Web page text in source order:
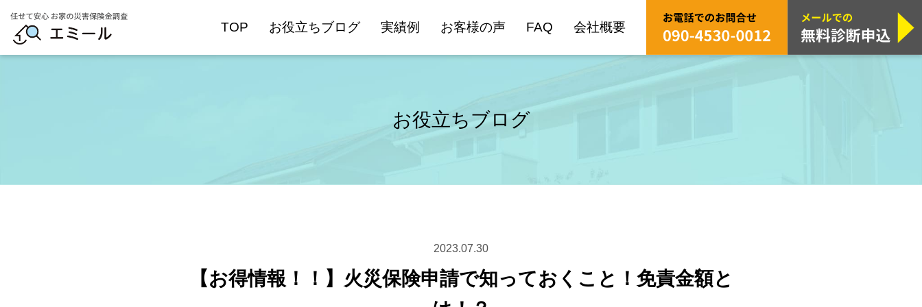
TOP お役立ちブログ 実績例 お客様の声 FAQ 会社概要
お役立ちブログ
2023.07.30
【お得情報！！】火災保険申請で知っておくこと！免責金額と